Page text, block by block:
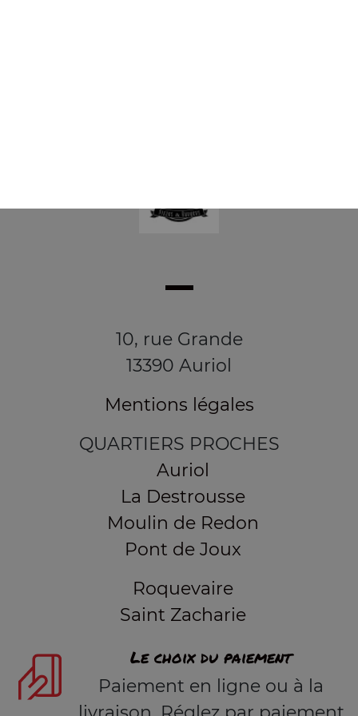
10, rue Grande
13390 Auriol
Mentions légales
QUARTIERS PROCHES
Auriol
La Destrousse
Moulin de Redon
Pont de Joux
Roquevaire
Saint Zacharie
Le choix du paiement
Paiement en ligne ou à la